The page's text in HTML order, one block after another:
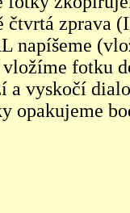
čtvrtá zprava
napíšeme
fotku
a vyskočí
opakujeme